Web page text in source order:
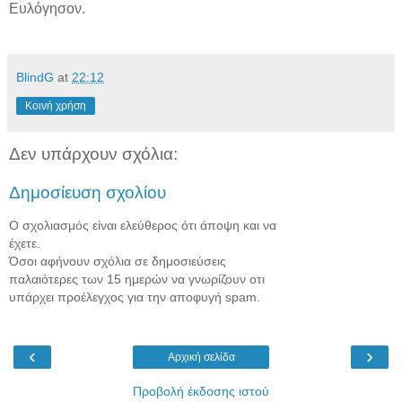
Ευλόγησον.
BlindG at 22:12
Κοινή χρήση
Δεν υπάρχουν σχόλια:
Δημοσίευση σχολίου
Ο σχολιασμός είναι ελεύθερος ότι άποψη και να
έχετε.
Όσοι αφήνουν σχόλια σε δημοσιεύσεις
παλαιότερες των 15 ημερών να γνωρίζουν οτι
υπάρχει προέλεγχος για την αποφυγή spam.
‹ ›
Αρχική σελίδα
Προβολή έκδοσης ιστού